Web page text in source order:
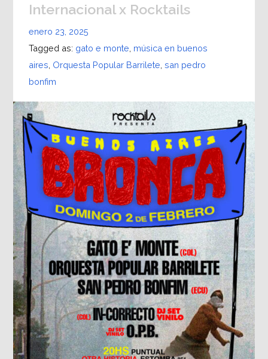
Internacional x Rocktails
enero 23, 2025
Tagged as: gato e monte música en buenos
aires Orquesta Popular Barrilete san pedro
bonfim